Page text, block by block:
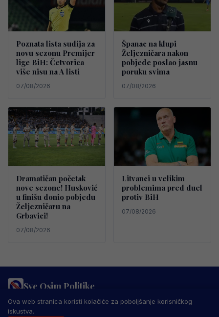
Poznata lista sudija za
novu sezonu Premijer
lige BiH: Četvorica
više nisu na A listi
07/08/2026
Španac na klupi
Željezničara nakon
pobjede poslao jasnu
poruku svima
07/08/2026
Dramatičan početak
nove sezone! Husković
u finišu donio pobjedu
Željezničaru na
Grbavici!
07/08/2026
Litvanci u velikim
problemima pred duel
protiv BiH
07/08/2026
Sve Osim Politike
PRAVILA PRIVATNOSTI MARKETING
USLOVI KORIŠTENJA
IMPRESSUM
Ova web stranica koristi kolačiće za poboljšanje korisničkog
iskustva.